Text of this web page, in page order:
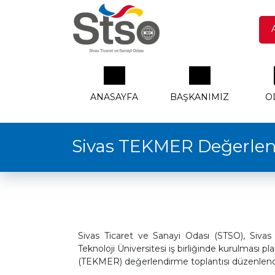
ANASAYFA BAŞKANIMIZ
Sivas TEKMER
Sivas Ticaret ve Sanayi Odası (STSO),
Teknoloji Üniversitesi iş birliğinde kurulması
(TEKMER) değerlendirme toplantısı